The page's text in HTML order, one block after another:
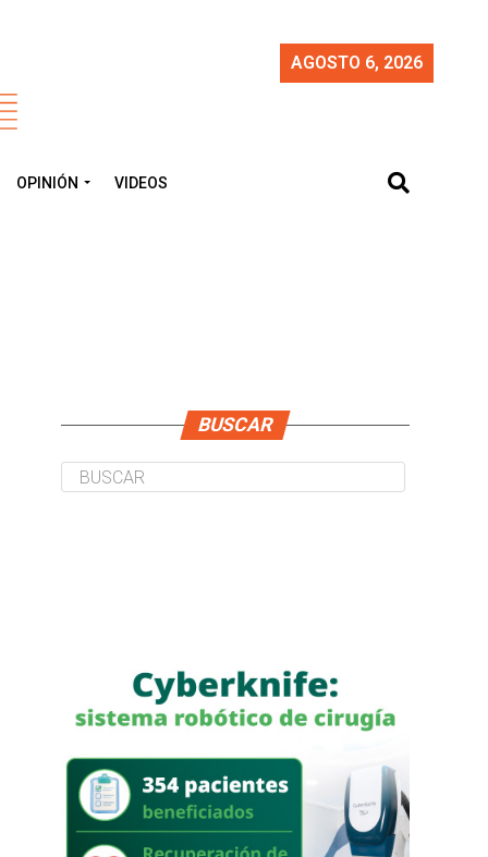
AGOSTO 6, 2026
OPINIÓN VIDEOS
BUSCAR